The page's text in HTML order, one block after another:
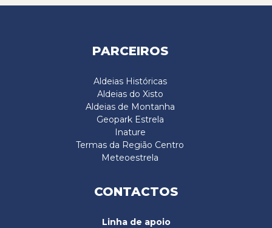
PARCEIROS
Aldeias Históricas
Aldeias do Xisto
Aldeias de Montanha
Geopark Estrela
Inature
Termas da Região Centro
Meteoestrela
CONTACTOS
Linha de apoio